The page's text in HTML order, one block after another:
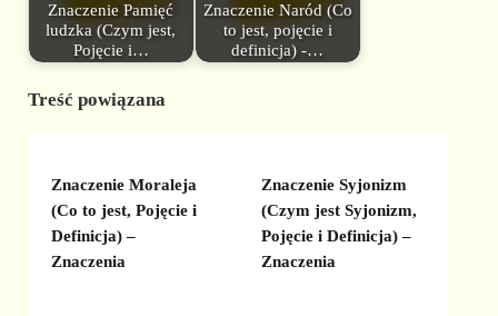
Znaczenie Pamięć
ludzka (Czym jest,
Pojęcie i…
Znaczenie Naród (Co
to jest, pojęcie i
definicja) -…
Treść powiązana
Znaczenie Moraleja
(Co to jest, Pojęcie i
Definicja) –
Znaczenia
Znaczenie Syjonizm
(Czym jest Syjonizm,
Pojęcie i Definicja) –
Znaczenia